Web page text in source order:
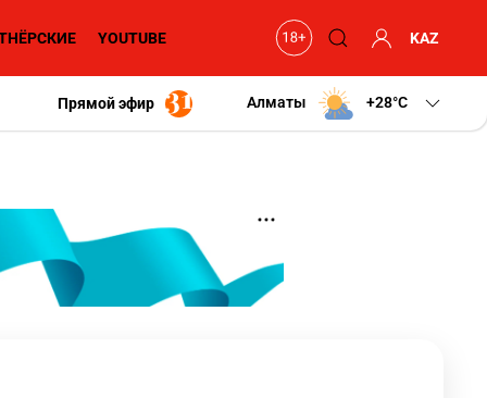
YOUTUBE KAZ
Прямой эфир Алматы +28 C